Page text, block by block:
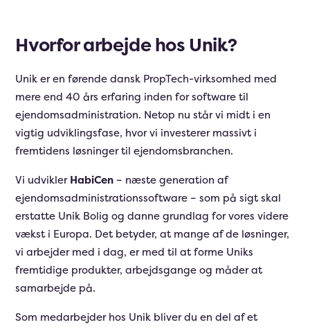
Hvorfor arbejde hos Unik?
Unik er en førende dansk PropTech-virksomhed med
mere end 40 års erfaring inden for software til
ejendomsadministration. Netop nu står vi midt i en
vigtig udviklingsfase, hvor vi investerer massivt i
fremtidens løsninger til ejendomsbranchen.
Vi udviklerHabiCen – næste generation af
ejendomsadministrationssoftware – som på sigt skal
erstatte Unik Bolig og danne grundlag for vores videre
vækst i Europa. Det betyder, at mange af de løsninger,
vi arbejder med i dag, er med til at forme Uniks
fremtidige produkter, arbejdsgange og måder at
samarbejde på.
Som medarbejder hos Unik bliver du en del af et